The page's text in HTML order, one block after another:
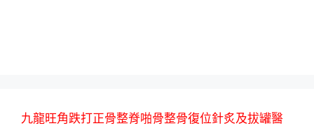
九龍旺角跌打正骨整脊啪骨整骨復位針炙及拔罐醫